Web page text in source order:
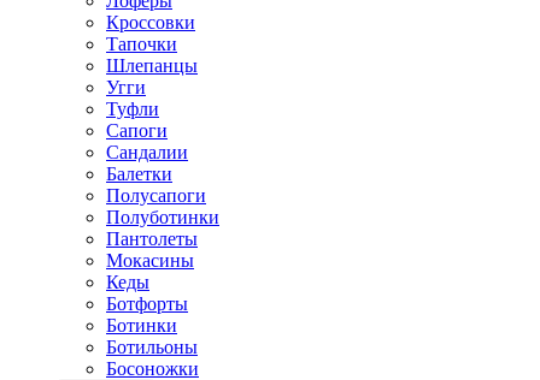
Кроссовки
Тапочки
Шлепанцы
Угги
Туфли
Сапоги
Сандалии
Балетки
Полусапоги
Полуботинки
Пантолеты
Мокасины
Кеды
Ботфорты
Ботинки
Ботильоны
Босоножки